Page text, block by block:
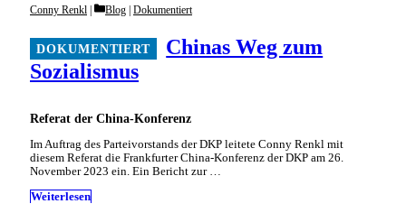
Referat der China-Konferenz
Chinas Weg zum
Sozialismus
Conny Renkl Categories
Blog | Dokumentiert
Im Auftrag des Parteivorstands der DKP leitete Conny Renkl mit
diesem Referat die Frankfurter China-Konferenz der DKP am 26.
November 2023 ein. Ein Bericht zur …
Weiterlesen